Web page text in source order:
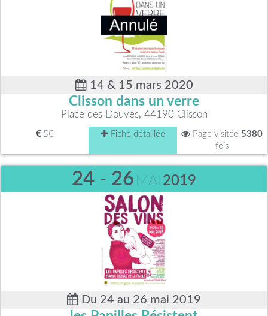
14 & 15 mars 2020
Clisson dans un verre
Place des Douves, 44190 Clisson
5€ Fiche détaillée Page visitée 5380
fois
24 - 26 MAI 2019
Du 24 au 26 mai 2019